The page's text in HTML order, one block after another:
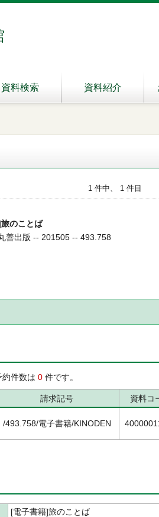
資料検索 資料紹介
1 件中、 1 件目
のことば
善出版 -- 201505 -- 493.758
件数は 0 件です。
請求記号 資料コ
/493.758/電子書籍/KINODEN
[電子書籍]旅のことば